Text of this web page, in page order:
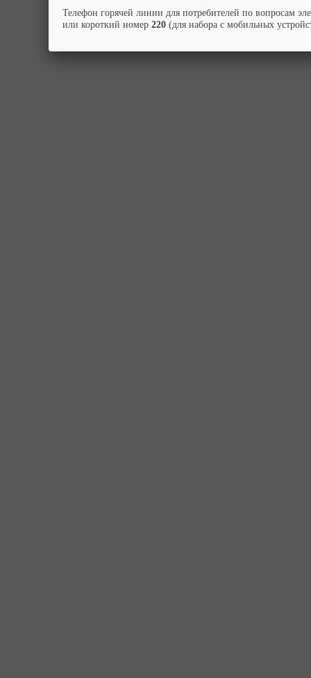
Телефон горячей линии для потребителей по вопросам
или короткий номер 220 (для набора с мобильных